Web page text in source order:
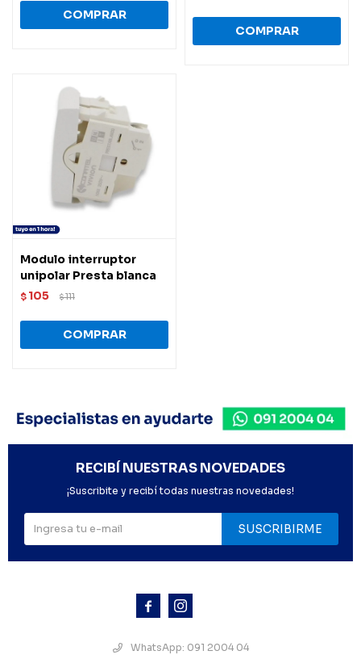
Modulo interruptor
unipolar Presta blanca
$ 105 $111
 
WhatsApp: 091 2004 04
RECIBÍ NUESTRAS NOVEDADES
¡Suscribite y recibí todas nuestras novedades!
SUSCRIBIRME